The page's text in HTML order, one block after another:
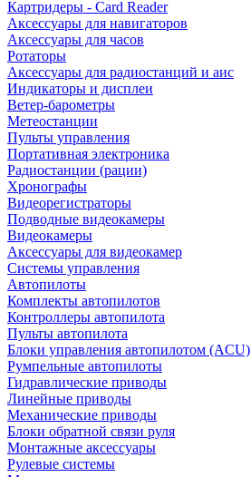
Картридеры - Card Reader
Аксессуары для навигаторов
Аксессуары для часов
Ротаторы
Аксессуары для радиостанций и аис
Индикаторы и дисплеи
Ветер-барометры
Метеостанции
Пульты управления
Портативная электроника
Радиостанции (рации)
Хронографы
Видеорегистраторы
Подводные видеокамеры
Видеокамеры
Аксессуары для видеокамер
Системы управления
Автопилоты
Комплекты автопилотов
Контроллеры автопилота
Пульты автопилота
Блоки управления автопилотом (ACU)
Румпельные автопилоты
Гидравлические приводы
Линейные приводы
Механические приводы
Блоки обратной связи руля
Монтажные аксессуары
Рулевые системы